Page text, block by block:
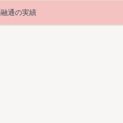
通の実績